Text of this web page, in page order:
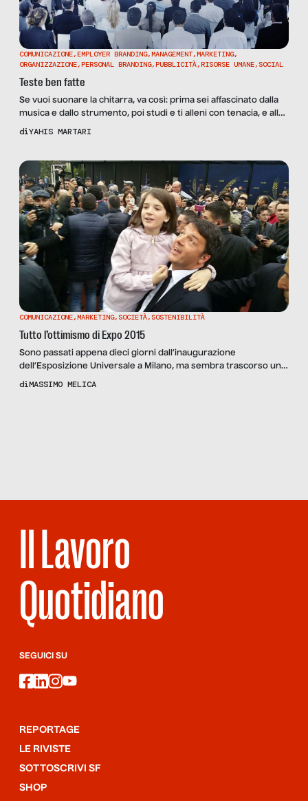
COMUNICAZIONE,EMPLOYER BRANDING,MANAGEMENT,MARKETING,
ORGANIZZAZIONE,PERSONAL BRANDING,PUBBLICITÀ,RISORSE UMANE, SOCIAL
Teste ben fatte
Se vuoi suonare la chitarra, va così: prima sei affascinato dalla
musica e dallo strumento, poi studi e ti alleni con tenacia, e alla
fine forse diventi un chitarrista. Se hai anche talento, un bravo
diYAHIS MARTARI
COMUNICAZIONE,MARKETING, SOCIETÀ, SOSTENIBILITÀ
Tutto l’ottimismo di Expo 2015
Sono passati appena dieci giorni dall’inaugurazione
dell’Esposizione Universale a Milano, ma sembra trascorso un
tempo decisamente più lungo. I temi posti all’opinione pubblica,
diMASSIMO MELICA
Il Lavoro
Quotidiano
SEGUICI SU
facebook
linkedin
instagram
youtube
REPORTAGE
LE RIVISTE
SOTTOSCRIVI SF
SHOP